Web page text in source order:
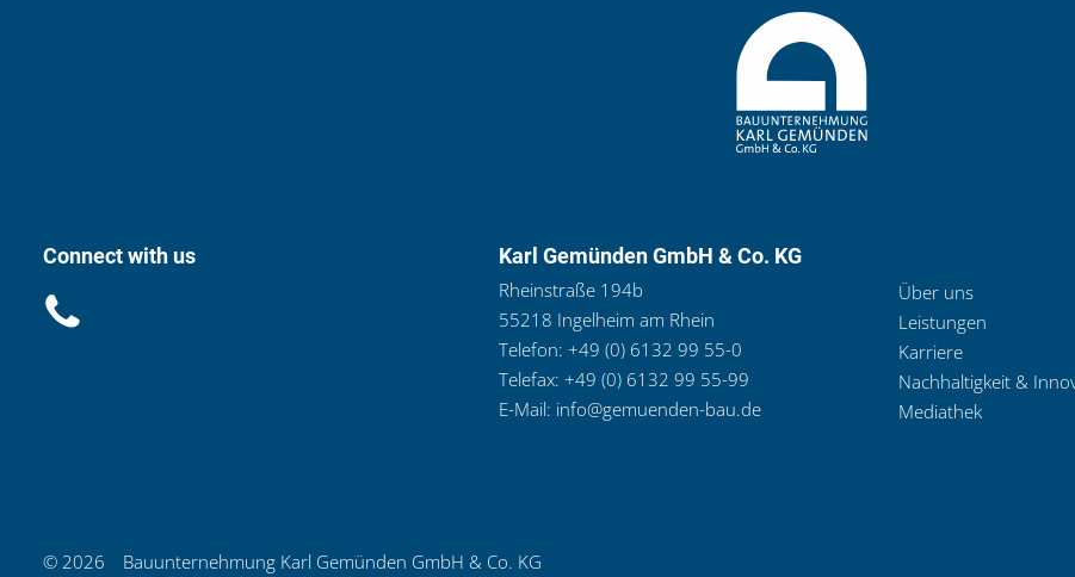
Connect with us Karl Gemünden GmbH & Co. KG
Rheinstraße 194b
55218 Ingelheim am Rhein
Telefon: +49 (0) 6132 99 55-0
Telefax: +49 (0) 6132 99 55-99
E-Mail: info@gemuenden-bau.de
Über uns
Leistungen
Karriere
Nachhaltigkeit &
Mediathek
© 2026 Bauunternehmung Karl Gemünden GmbH & Co. KG